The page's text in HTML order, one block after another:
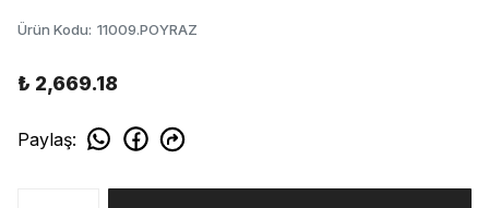
Ürün Kodu: 11009.POYRAZ
₺ 2,669.18
Paylaş: